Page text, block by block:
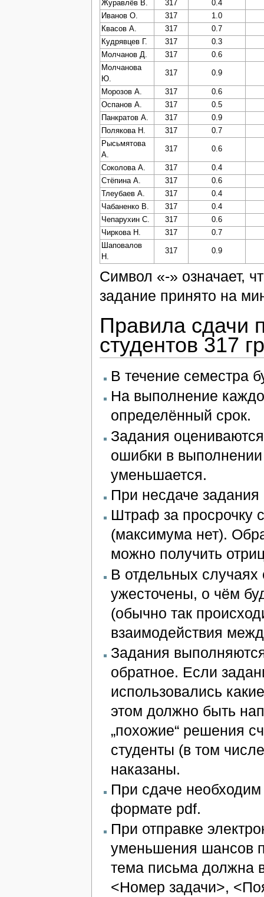
Журавлёв В. 317
0.4
Иванов О.
317
1.0
Квасов А.
317
0.7
Кудрявцев Г.
317
0.3
Молчанов Д.
317
0.6
Молчанова
Ю.
317 0.9
Морозов А. 317
0.6
Оспанов А.
317
0.5
Панкратов А.
317
0.9
Полякова Н.
317
0.7
Рысьмятова
А.
317 0.6
Соколова А. 317
0.4
Стёпина А.
317
0.6
Тлеубаев А.
317
0.4
Чабаненко В.
317
0.4
Чепарухин С.
317
0.6
Чиркова Н.
317
0.7
Шаповалов
Н.
317 0.9
Символ «-» означает,
задание принято на
Правила сдачи
студентов 317
В течение семестра
На выполнение
определённый срок.
Задания
ошибки в выполнении
уменьшается.
При несдаче задания
Штраф за просрочку
(максимума нет).
можно получить
В отдельных случаях
ужесточены, о чём
(обычно так
взаимодействия
Задания
обратное. Если
использовались
этом должно быть
„похожие“ решения
студенты (в том
наказаны.
При сдаче
формате pdf.
При отправке
уменьшения шансов
тема письма должна
<Номер задачи>,